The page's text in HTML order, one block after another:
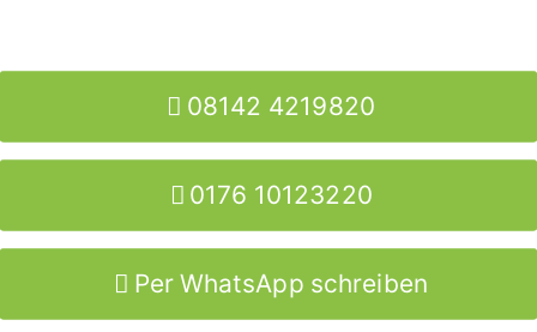
08142 4219820
0176 10123220
Per WhatsApp schreiben